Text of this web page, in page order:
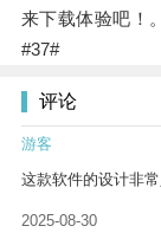
来下载体验吧！。
#37#
评论
游客
这款软件的设计非
2025-08-30